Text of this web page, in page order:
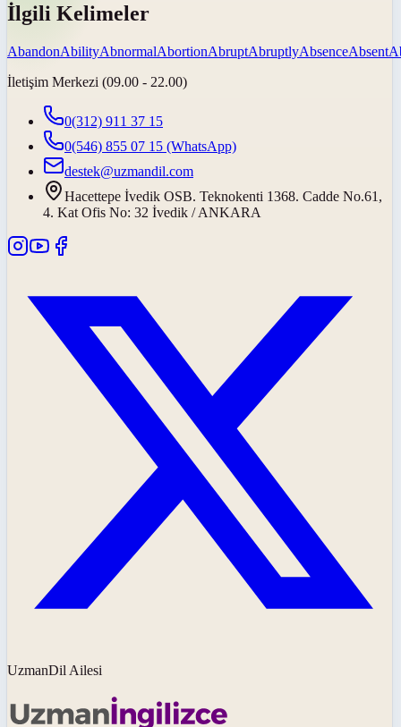
İlgili Kelimeler
AbandonAbilityAbnormalAbortionAbruptAbruptlyAbsenceAbsent
İletişim Merkezi (09.00 - 22.00)
0(312) 911 37 15
0(546) 855 07 15 (WhatsApp)
destek@uzmandil.com
Hacettepe İvedik OSB. Teknokenti 1368. Cadde No.61,
4. Kat Ofis No: 32 İvedik / ANKARA
UzmanDil Ailesi